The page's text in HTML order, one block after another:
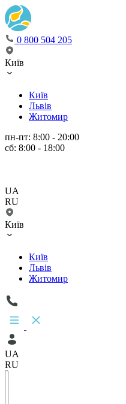
0 800 504 205
Київ
Київ
Львів
Житомир
пн-пт: 8:00 - 20:00
сб: 8:00 - 18:00
UA
RU
Київ
Київ
Львів
Житомир
UA
RU